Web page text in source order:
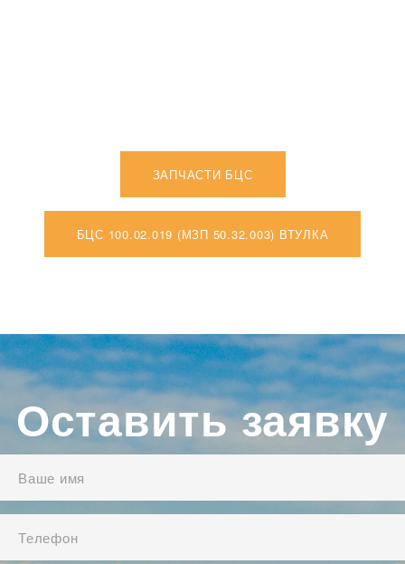
ЗАПЧАСТИ БЦС
БЦС 100.02.019 (МЗП 50.32.003) ВТУЛКА
Оставить заявку